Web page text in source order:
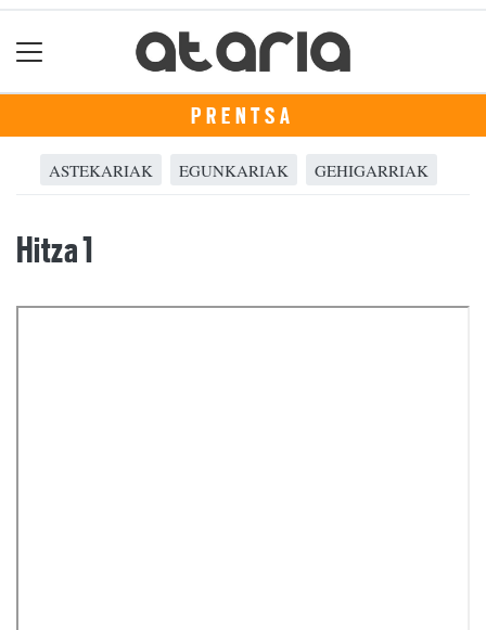
PRENTSA
ASTEKARIAK EGUNKARIAK GEHIGARRIAK
Hitza 1